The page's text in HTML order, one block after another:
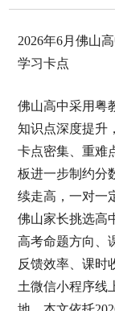
2026年6月佛山
学习卡点
佛山高中采用粤
知识点深度提升
卡点密集、重难
板进一步制约分
续走高，一对一
佛山家长挑选高
高考命题方向、
反馈效率、课时
土微信小程序线